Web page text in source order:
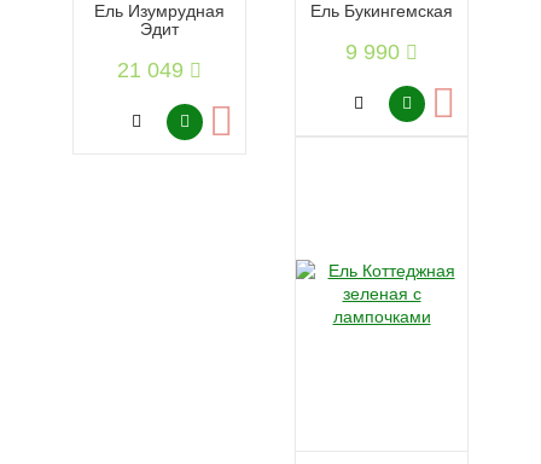
Ель Изумрудная
Эдит
21 049
Ель Букингемская
9 990